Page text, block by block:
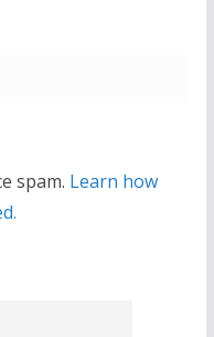
spam. Learn how